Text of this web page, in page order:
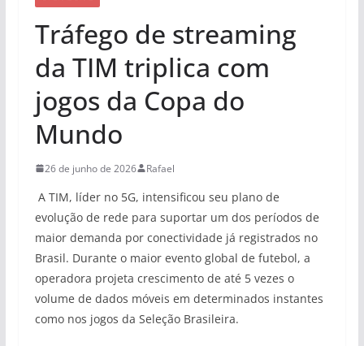
Tráfego de streaming
da TIM triplica com
jogos da Copa do
Mundo
26 de junho de 2026 Rafael
A TIM, líder no 5G, intensificou seu plano de
evolução de rede para suportar um dos períodos de
maior demanda por conectividade já registrados no
Brasil. Durante o maior evento global de futebol, a
operadora projeta crescimento de até 5 vezes o
volume de dados móveis em determinados instantes
como nos jogos da Seleção Brasileira.